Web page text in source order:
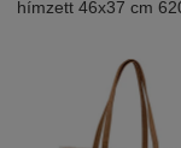
hímzett 46x37 cm